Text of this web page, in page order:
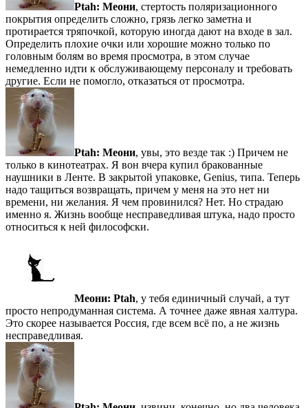
Ptah: Меони, стертость поляризационного
покрытия определить сложно, грязь легко заметна и
протирается тряпочкой, которую иногда дают на входе в зал.
Определить плохие очки или хорошие можно только по
головным болям во время просмотра, в этом случае
немедленно идти к обслуживающему персоналу и требовать
другие. Если не помогло, отказаться от просмотра.
Ptah: Меони, увы, это везде так :) Причем не
только в кинотеатрах. Я вон вчера купил бракованные
наушники в Ленте. В закрытой упаковке, Genius, типа. Теперь
надо тащиться возвращать, причем у меня на это нет ни
времени, ни желания. Я чем провинился? Нет. Но страдаю
именно я. Жизнь вообще несправедливая штука, надо просто
относиться к ней философски.
Меони: Ptah, у тебя единичный случай, а тут
просто непродуманная система. А точнее даже явная халтура.
Это скорее называется Россия, где всем всё по, а не жизнь
несправедливая.